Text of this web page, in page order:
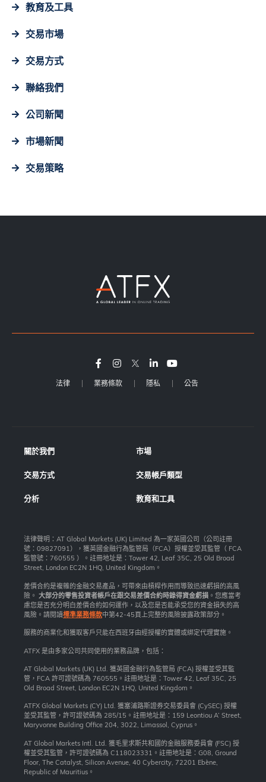
教育及工具
交易市場
交易方式
聯絡我們
公司新聞
市場新聞
交易策略
法律 業務條款 隱私 公告
關於我們 市場
交易方式 交易帳戶類型
分析 教育和工具
法律聲明：AT Global Markets (UK) Limited 為一家英國公司（公司註冊
號：09827091），獲英國金融行為監管局（FCA）授權並受其監管（ FCA
監管號：760555 ）。註冊地址是：Tower 42, Leaf 35C, 25 Old Broad
Street, London EC2N 1HQ, United Kingdom。
差價合約是複雜的金融交易產品，可帶來由槓桿作用而導致迅速虧損的高風
險。 大部分的零售投資者帳戶在跟交易差價合約時錄得資金虧損 。您應當考
慮您是否充分明白差價合約如何運作，以及您是否能承受您的資金損失的高
風險。請閱讀標準業務條款中第42-45頁上完整的風險披露政策部分。
服務的商業化和獲取客戶只能在西班牙由經授權的實體或綁定代理實施。
ATFX 是由多家公司共同使用的業務品牌，包括：
AT Global Markets (UK) Ltd. 獲英國金融行為監管局 (FCA) 授權並受其監
管，FCA 許可證號碼為 760555。註冊地址是：Tower 42, Leaf 35C, 25
Old Broad Street, London EC2N 1HQ, United Kingdom。
ATFX Global Markets (CY) Ltd. 獲塞浦路斯證券交易委員會 (CySEC) 授權
並受其監管，許可證號碼為 285/15。註冊地址是：159 Leontiou A’ Street,
Maryvonne Building Office 204, 3022, Limassol, Cyprus。
AT Global Markets Intl. Ltd. 獲毛里求斯共和國的金融服務委員會 (FSC) 授
權並受其監管，許可證號碼為 C118023331。註冊地址是：G08, Ground
Floor, The Catalyst, Silicon Avenue, 40 Cybercity, 72201 Ebène,
Republic of Mauritius。